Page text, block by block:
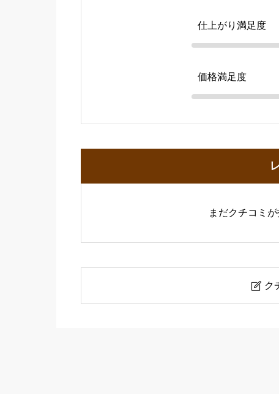
仕上がり満足度
価格満足度
まだクチコミ
 ク